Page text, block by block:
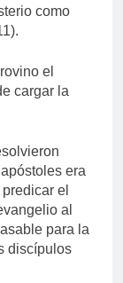
como
el
cargar la
era
el
al
para la
discípulos